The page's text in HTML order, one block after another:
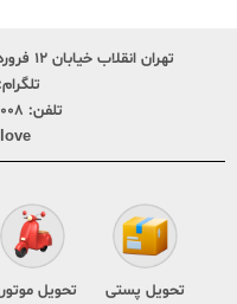
تهران انقلاب خیابان ۱۲ فروردین پایین تر از وحید نظری پلاک ۲۴۹
تلفن:
تحویل پستی تحویل